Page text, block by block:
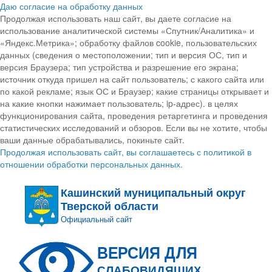
Даю согласие на обработку данных
Продолжая использовать наш сайт, вы даете согласие на
использование аналитической системы «Спутник/Аналитика» и
«Яндекс.Метрика»; обработку файлов cookie, пользовательских
данных (сведения о местоположении; тип и версия ОС, тип и
версия Браузера; тип устройства и разрешение его экрана;
источник откуда пришел на сайт пользователь; с какого сайта или
по какой рекламе; язык ОС и Браузер; какие страницы открывает и
на какие кнопки нажимает пользователь; ip-адрес). в целях
функционирования сайта, проведения ретаргетинга и проведения
статистических исследований и обзоров. Если вы не хотите, чтобы
ваши данные обрабатывались, покиньте сайт.
Продолжая использовать сайт, вы соглашаетесь с политикой в
отношении обработки персональных данных.